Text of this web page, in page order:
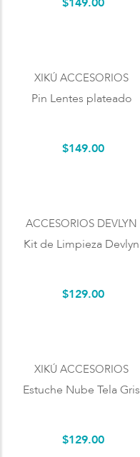
XIKÚ ACCESORIOS
Pin Lentes plateado
$149.00
ACCESORIOS DEVLYN
Kit de Limpieza Devlyn
$129.00
XIKÚ ACCESORIOS
Estuche Nube Tela Gris
$129.00